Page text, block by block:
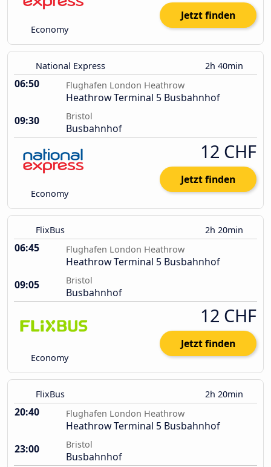
Economy
Jetzt finden
National Express 2h 40min
06:50 Flughafen London Heathrow
Heathrow Terminal 5 Busbahnhof
09:30
Bristol
Busbahnhof
Economy
12 CHF
Jetzt finden
FlixBus 2h 20min
06:45 Flughafen London Heathrow
Heathrow Terminal 5 Busbahnhof
09:05
Bristol
Busbahnhof
Economy
12 CHF
Jetzt finden
FlixBus 2h 20min
20:40 Flughafen London Heathrow
Heathrow Terminal 5 Busbahnhof
23:00
Bristol
Busbahnhof